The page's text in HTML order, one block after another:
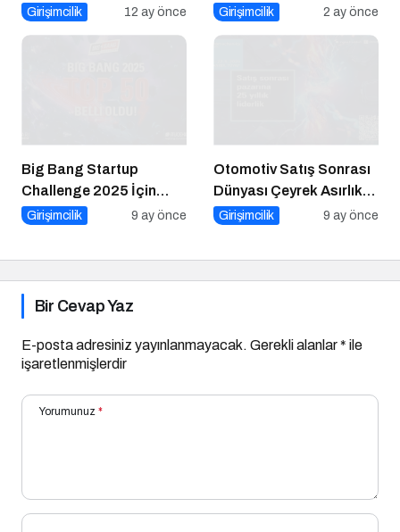
Oluşturma Nasıl Yapılır?
Girişimcilik 12 ay önce
Yeni Rakibi Arama
Girişimcilik 2 ay önce
Big Bang Startup
Challenge 2025 İçin
Geri Sayım Başladı
Girişimcilik 9 ay önce
Otomotiv Satış Sonrası
Dünyası Çeyrek Asırlık
Zirve İçin İstanbul’da
Girişimcilik 9 ay önce
Bir Cevap Yaz
E-posta adresiniz yayınlanmayacak. Gerekli alanlar* ile
işaretlenmişlerdir
Yorumunuz *